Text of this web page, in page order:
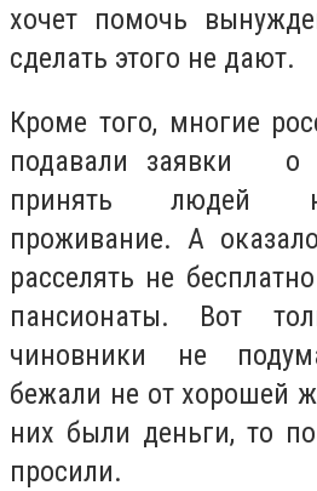
хочет помочь
сделать этого не дают.
Кроме того, многие
подавали заявки о
принять людей
проживание. А
расселять не
пансионаты. Вот
чиновники не
бежали не от хорошей
них были деньги, то
просили.